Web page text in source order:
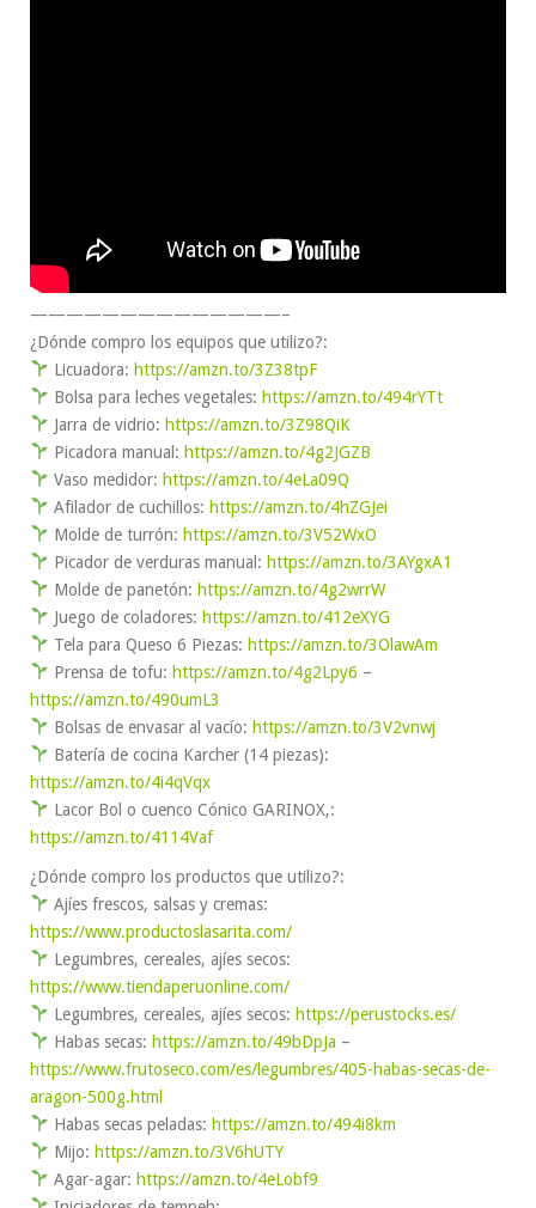
——————————————–
¿Dónde compro los equipos que utilizo?:
Licuadora: https://amzn.to/3Z38tpF
Bolsa para leches vegetales: https://amzn.to/494rYTt
Jarra de vidrio: https://amzn.to/3Z98QiK
Picadora manual: https://amzn.to/4g2JGZB
Vaso medidor: https://amzn.to/4eLa09Q
Afilador de cuchillos: https://amzn.to/4hZGJei
Molde de turrón: https://amzn.to/3V52WxO
Picador de verduras manual: https://amzn.to/3AYgxA1
Molde de panetón: https://amzn.to/4g2wrrW
Juego de coladores: https://amzn.to/412eXYG
Tela para Queso 6 Piezas: https://amzn.to/3OlawAm
Prensa de tofu: https://amzn.to/4g2Lpy6 –
https://amzn.to/490umL3
Bolsas de envasar al vacío: https://amzn.to/3V2vnwj
Batería de cocina Karcher (14 piezas):
https://amzn.to/4i4qVqx
Lacor Bol o cuenco Cónico GARINOX,:
https://amzn.to/4114Vaf
¿Dónde compro los productos que utilizo?:
Ajíes frescos, salsas y cremas:
https://www.productoslasarita.com/
Legumbres, cereales, ajíes secos:
https://www.tiendaperuonline.com/
Legumbres, cereales, ajíes secos: https://perustocks.es/
Habas secas: https://amzn.to/49bDpJa –
https://www.frutoseco.com/es/legumbres/405-habas-secas-de-
aragon-500g.html
Habas secas peladas: https://amzn.to/494i8km
Mijo: https://amzn.to/3V6hUTY
Agar-agar: https://amzn.to/4eLobf9